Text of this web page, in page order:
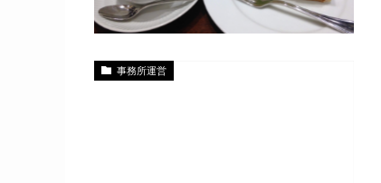
事務所運営